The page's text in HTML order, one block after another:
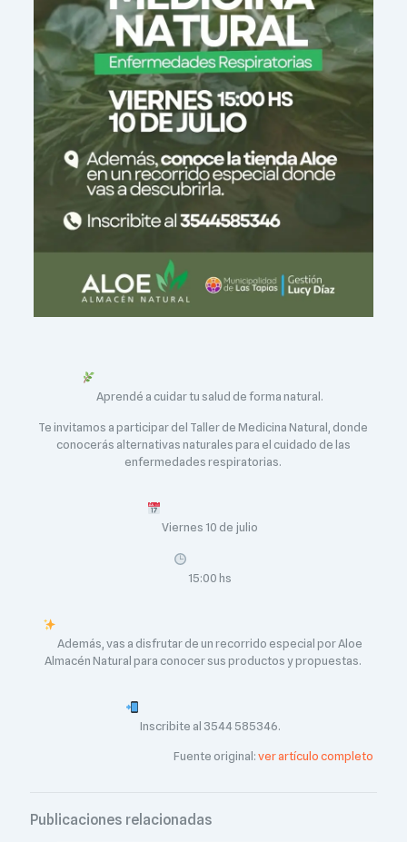
Aprendé a cuidar tu salud de forma natural.
Te invitamos a participar del Taller de Medicina Natural, donde
conocerás alternativas naturales para el cuidado de las
enfermedades respiratorias.
Viernes 10 de julio
15:00 hs
Además, vas a disfrutar de un recorrido especial por Aloe
Almacén Natural para conocer sus productos y propuestas.
Inscribite al 3544 585346.
Fuente original:ver artículo completo
Publicaciones relacionadas